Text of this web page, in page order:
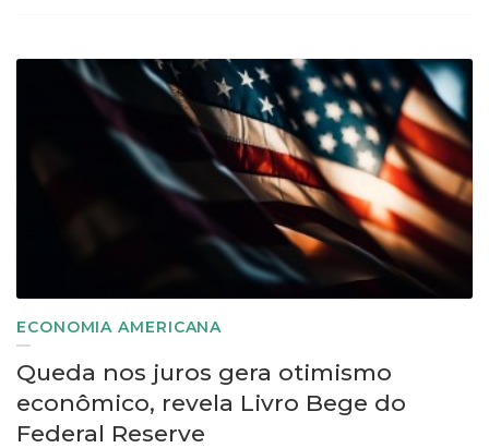
ECONOMIA AMERICANA
Queda nos juros gera otimismo
econômico, revela Livro Bege do
Federal Reserve